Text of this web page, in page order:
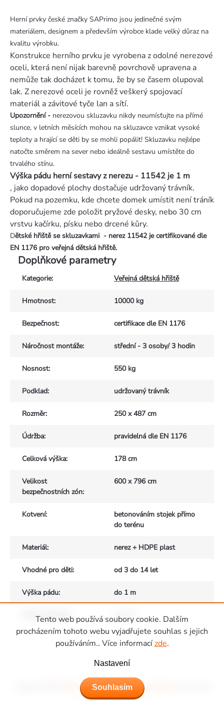
Tento web používá soubory cookie. Dalším
procházením tohoto webu vyjadřujete souhlas s jejich
používáním.. Více informacízde.
Nastavení
Souhlasím
Herní prvky české značky SAPrimo jsou jedinečné svým
materiálem, designem a především výrobce klade velký důraz na
kvalitu výrobku.
Konstrukce herního prvku je vyrobena z odolné nerezové
oceli, která není nijak barevně povrchově upravena a
nemůže tak docházet k tomu, že by se časem olupoval
lak. Z nerezové oceli je rovněž veškerý spojovací
materiál a závitové tyče lan a sítí.
Upozornění - nerezovou skluzavku nikdy neumísťujte na přímé
slunce, v letních měsících mohou na skluzavce vznikat vysoké
teploty a hrající se děti by se mohli popálit! Skluzavku nejlépe
natočte směrem na sever nebo ideálně sestavu umístěte do
trvalého stínu.
Výška pádu herní sestavy z nerezu - 11542 je 1 m
, jako dopadové plochy dostačuje udržovaný trávník.
Pokud na pozemku, kde chcete domek umístit není tráník
doporučujeme zde položit pryžové desky, nebo 30 cm
vrstvu kačírku, písku nebo drcené kůry.
Dětské hřiště se skluzavkami - nerez 11542 je certifikované dle
EN 1176 pro veřejná dětská hřiště.
Doplňkové parametry
Kategorie: Veřejná dětská hřiště
Hmotnost: 10000 kg
Bezpečnost: certifikace dle EN 1176
Náročnost montáže: střední - 3 osoby/ 3 hodin
Nosnost: 550 kg
Podklad: udržovaný trávník
Rozměr: 250 x 487 cm
Údržba: pravidelná dle EN 1176
Celková výška: 178 cm
Velikost
bezpečnostních zón:
600 x 796 cm
Kotvení:
betonováním stojek přímo
do terénu
Materiál: nerez + HDPE plast
Vhodné pro děti: od 3 do 14 let
Výška pádu: do 1 m
Počet uživatelů : max. 8
Zápatí
Hřiště Piccolino - dětská hřiště a domečky
vyhrazena.